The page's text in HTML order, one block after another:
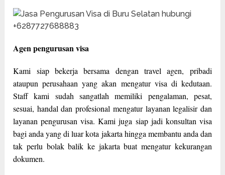
Agen pengurusan visa
Kami siap bekerja bersama dengan travel agen, pribadi
ataupun perusahaan yang akan mengatur visa di kedutaan.
Staff kami sudah sangatlah memiliki pengalaman, pesat,
sesuai, handal dan profesional mengatur layanan legalisir dan
layanan pengurusan visa. Kami juga siap jadi konsultan visa
bagi anda yang di luar kota jakarta hingga membantu anda dan
tak perlu bolak balik ke jakarta buat mengatur kekurangan
dokumen.